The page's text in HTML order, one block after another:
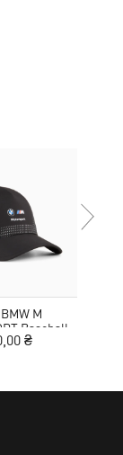
M
Baseball
₴